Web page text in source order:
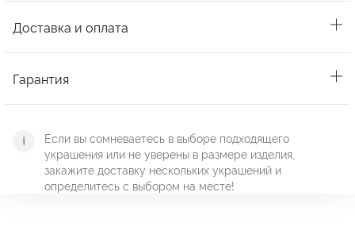
Доставка и оплата
Гарантия
Если вы сомневаетесь в выборе подходящего
украшения или не уверены в размере изделия,
закажите доставку нескольких украшений и
определитесь с выбором на месте!